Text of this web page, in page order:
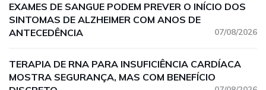
EXAMES DE SANGUE PODEM PREVER O INÍCIO DOS
SINTOMAS DE ALZHEIMER COM ANOS DE
ANTECEDÊNCIA
07/08/2026
TERAPIA DE RNA PARA INSUFICIÊNCIA CARDÍACA
MOSTRA SEGURANÇA, MAS COM BENEFÍCIO